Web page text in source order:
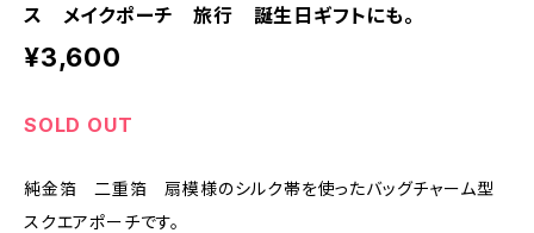
ス メイクポーチ 旅行 誕生日ギフトにも。
¥3,600
SOLD OUT
純金箔 二重箔 扇模様のシルク帯を使ったバッグチャーム型
スクエアポーチです。